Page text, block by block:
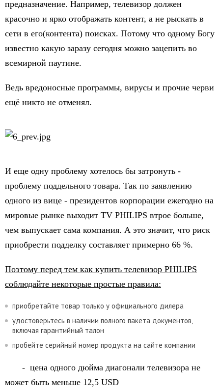
предназначение. Например, телевизор должен
красочно и ярко отображать контент, а не рыскать в
сети в его(контента) поисках. Потому что одному Богу
известно какую заразу сегодня можно зацепить во
всемирной паутине.
Ведь вредоносные программы, вирусы и прочие черви
ещё никто не отменял.
И еще одну проблему хотелось бы затронуть -
проблему поддельного товара. Так по заявлению
одного из вице - президентов корпорации ежегодно на
мировые рынке выходит TV PHILIPS втрое больше,
чем выпускает сама компания. А это значит, что риск
приобрести подделку составляет примерно 66 %.
Поэтому перед тем как купить телевизор PHILIPS
соблюдайте некоторые простые правила:
приобретайте товар только у официального дилера
удостоверьтесь в наличии полного пакета документов,
включая гарантийный талон
пробейте серийный номер продукта на сайте компании
- цена одного дюйма диагонали телевизора не
может быть меньше 12,5 USD